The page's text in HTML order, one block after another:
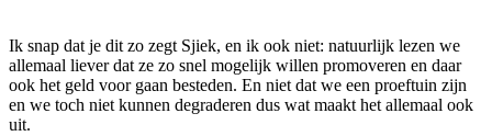
Ik snap dat je dit zo zegt Sjiek, en ik ook niet: natuurlijk lezen we
allemaal liever dat ze zo snel mogelijk willen promoveren en daar
ook het geld voor gaan besteden. En niet dat we een proeftuin zijn
en we toch niet kunnen degraderen dus wat maakt het allemaal ook
uit.